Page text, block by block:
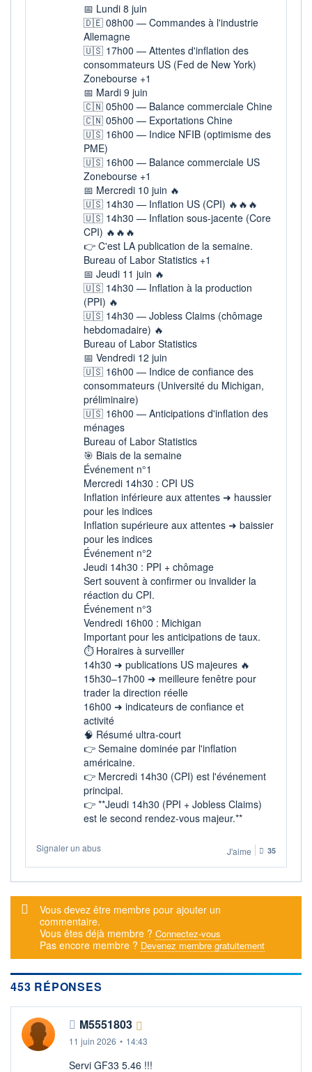
+HAUT 1ER
7 505,27
DERNIER ÉCHANGE
10.08.26 / 10:05:15
📅 Lundi 8 juin
🇩🇪 08h00 — Commandes à l'industrie
Allemagne
🇺🇸 17h00 — Attentes d'inflation des
consommateurs US (Fed de New York)
Zonebourse +1
📅 Mardi 9 juin
🇨🇳 05h00 — Balance commerciale Chine
🇨🇳 05h00 — Exportations Chine
🇺🇸 16h00 — Indice NFIB (optimisme des
PME)
🇺🇸 16h00 — Balance commerciale US
Zonebourse +1
📅 Mercredi 10 juin 🔥
🇺🇸 14h30 — Inflation US (CPI) 🔥🔥🔥
🇺🇸 14h30 — Inflation sous-jacente (Core
CPI) 🔥🔥🔥
👉 C'est LA publication de la semaine.
Bureau of Labor Statistics +1
📅 Jeudi 11 juin 🔥
🇺🇸 14h30 — Inflation à la production
(PPI) 🔥
🇺🇸 14h30 — Jobless Claims (chômage
hebdomadaire) 🔥
Bureau of Labor Statistics
📅 Vendredi 12 juin
🇺🇸 16h00 — Indice de confiance des
consommateurs (Université du Michigan,
préliminaire)
🇺🇸 16h00 — Anticipations d'inflation des
ménages
Bureau of Labor Statistics
🎯 Biais de la semaine
Événement n°1
Mercredi 14h30 : CPI US
Inflation inférieure aux attentes ➜ haussier
pour les indices
Inflation supérieure aux attentes ➜ baissier
pour les indices
Événement n°2
Jeudi 14h30 : PPI + chômage
Sert souvent à confirmer ou invalider la
réaction du CPI.
Événement n°3
Vendredi 16h00 : Michigan
Important pour les anticipations de taux.
⏱️ Horaires à surveiller
14h30 ➜ publications US majeures 🔥
15h30–17h00 ➜ meilleure fenêtre pour
trader la direction réelle
16h00 ➜ indicateurs de confiance et
activité
🧠 Résumé ultra-court
👉 Semaine dominée par l'inflation
américaine.
👉 Mercredi 14h30 (CPI) est l'événement
principal.
👉 **Jeudi 14h30 (PPI + Jobless Claims)
est le second rendez-vous majeur.**
Signaler un abus J'aime 35
Message d'alerte
Vous devez être membre pour ajouter un
commentaire.
Vous êtes déjà membre ? Connectez-vous
Pas encore membre ? Devenez membre gratuitement
453 RÉPONSES
M5551803
11 juin 2026 • 14:43
Servi GF33 5.46 !!!